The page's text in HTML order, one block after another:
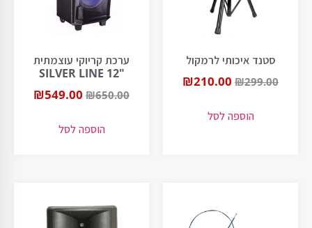
סטנד איכותי לרמקול
₪299.00
₪210.00
הוספה לסל
ערכת קריוקי עוצמתית
"SILVER LINE 12
₪650.00
₪549.00
הוספה לסל